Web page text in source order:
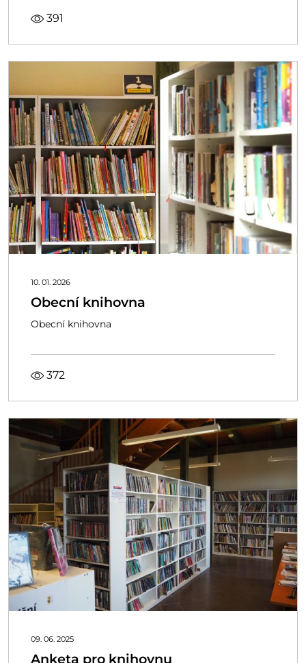
391
10. 01. 2026
Obecní knihovna
Obecní knihovna
372
09. 06. 2025
Anketa pro knihovnu